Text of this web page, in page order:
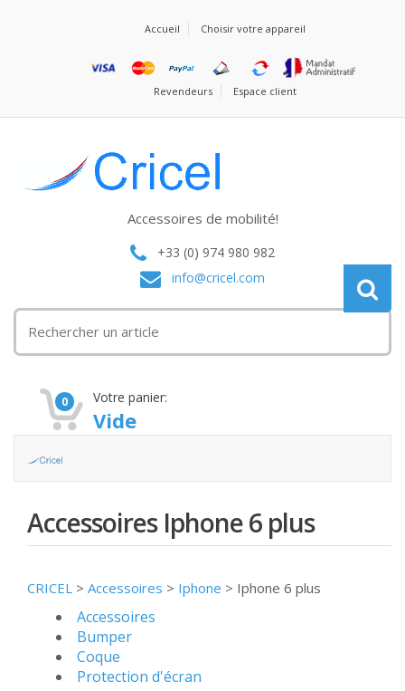
Accueil Choisir votre appareil
Revendeurs Espace client
Accessoires de mobilité!
+33 (0) 974 980 982
info@cricel.com
0 Votre panier:
Vide
Accessoires Iphone 6 plus
CRICEL > Accessoires > Iphone > Iphone 6 plus
Accessoires
Bumper
Coque
Protection d'écran